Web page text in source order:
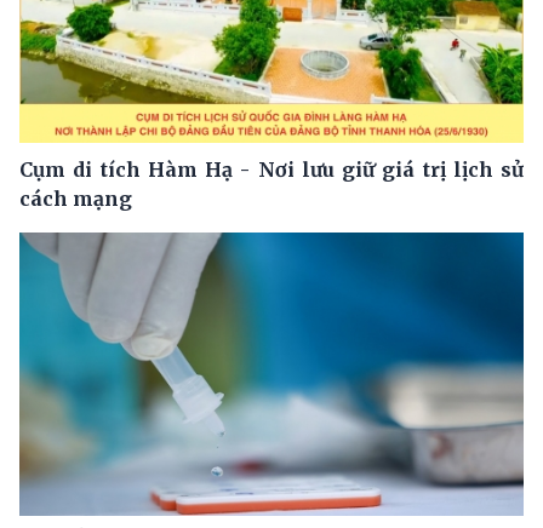
Cụm di tích Hàm Hạ - Nơi lưu giữ giá trị lịch sử
cách mạng